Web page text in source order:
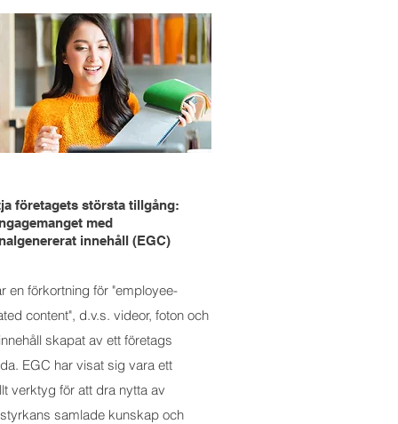
företagets största tillgång:
med
innehåll (EGC)
en förkortning för "employee-
content", d.v.s. videor, foton och
skapat av ett företags
EGC har visat sig vara ett
verktyg för att dra nytta av
samlade kunskap och